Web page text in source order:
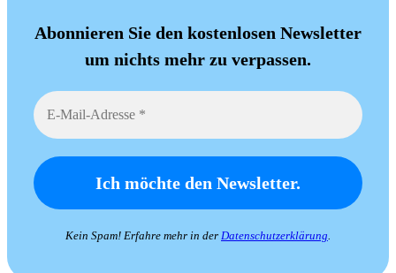
Abonnieren Sie den kostenlosen Newsletter
um nichts mehr zu verpassen.
Kein Spam! Erfahre mehr in der Datenschutzerklärung.